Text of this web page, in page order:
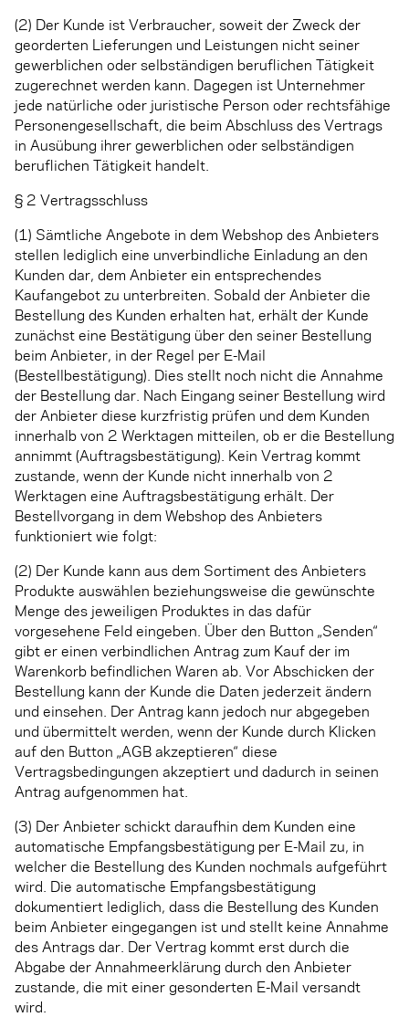
(2) Der Kunde ist Verbraucher, soweit der Zweck der
georderten Lieferungen und Leistungen nicht seiner
gewerblichen oder selbständigen beruflichen Tätigkeit
zugerechnet werden kann. Dagegen ist Unternehmer
jede natürliche oder juristische Person oder rechtsfähige
Personengesellschaft, die beim Abschluss des Vertrags
in Ausübung ihrer gewerblichen oder selbständigen
beruflichen Tätigkeit handelt.
§ 2 Vertragsschluss
(1) Sämtliche Angebote in dem Webshop des Anbieters
stellen lediglich eine unverbindliche Einladung an den
Kunden dar, dem Anbieter ein entsprechendes
Kaufangebot zu unterbreiten. Sobald der Anbieter die
Bestellung des Kunden erhalten hat, erhält der Kunde
zunächst eine Bestätigung über den seiner Bestellung
beim Anbieter, in der Regel per E-Mail
(Bestellbestätigung). Dies stellt noch nicht die Annahme
der Bestellung dar. Nach Eingang seiner Bestellung wird
der Anbieter diese kurzfristig prüfen und dem Kunden
innerhalb von 2 Werktagen mitteilen, ob er die Bestellung
annimmt (Auftragsbestätigung). Kein Vertrag kommt
zustande, wenn der Kunde nicht innerhalb von 2
Werktagen eine Auftragsbestätigung erhält. Der
Bestellvorgang in dem Webshop des Anbieters
funktioniert wie folgt:
(2) Der Kunde kann aus dem Sortiment des Anbieters
Produkte auswählen beziehungsweise die gewünschte
Menge des jeweiligen Produktes in das dafür
vorgesehene Feld eingeben. Über den Button „Senden“
gibt er einen verbindlichen Antrag zum Kauf der im
Warenkorb befindlichen Waren ab. Vor Abschicken der
Bestellung kann der Kunde die Daten jederzeit ändern
und einsehen. Der Antrag kann jedoch nur abgegeben
und übermittelt werden, wenn der Kunde durch Klicken
auf den Button „AGB akzeptieren“ diese
Vertragsbedingungen akzeptiert und dadurch in seinen
Antrag aufgenommen hat.
(3) Der Anbieter schickt daraufhin dem Kunden eine
automatische Empfangsbestätigung per E-Mail zu, in
welcher die Bestellung des Kunden nochmals aufgeführt
wird. Die automatische Empfangsbestätigung
dokumentiert lediglich, dass die Bestellung des Kunden
beim Anbieter eingegangen ist und stellt keine Annahme
des Antrags dar. Der Vertrag kommt erst durch die
Abgabe der Annahmeerklärung durch den Anbieter
zustande, die mit einer gesonderten E-Mail versandt
wird.